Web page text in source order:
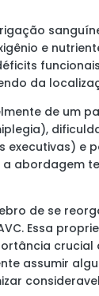
e
da
de um
e
abordagem
de se
Essa
assumir